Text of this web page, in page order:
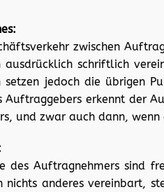
zwischen
ausdrücklich schriftlich
setzen jedoch die übrigen
Auftraggebers erkennt der
und zwar auch dann,
des Auftragnehmers sind
nichts anderes vereinbart,